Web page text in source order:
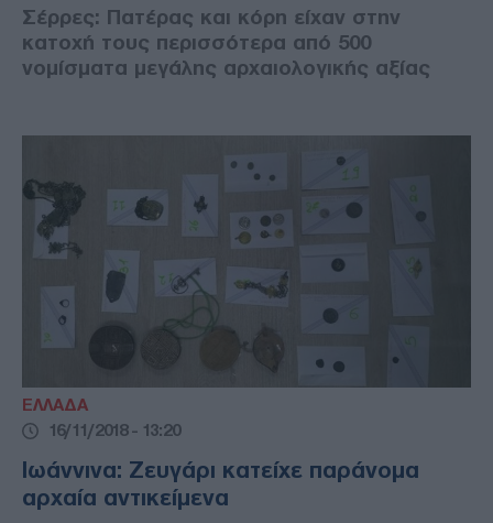
Σέρρες: Πατέρας και κόρη είχαν στην
κατοχή τους περισσότερα από 500
νομίσματα μεγάλης αρχαιολογικής αξίας
ΕΛΛΑΔΑ
16/11/2018 - 13:20
Ιωάννινα: Ζευγάρι κατείχε παράνομα
αρχαία αντικείμενα